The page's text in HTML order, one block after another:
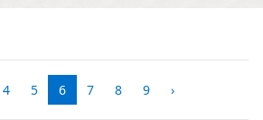
4 5 6 7 8 9 ›